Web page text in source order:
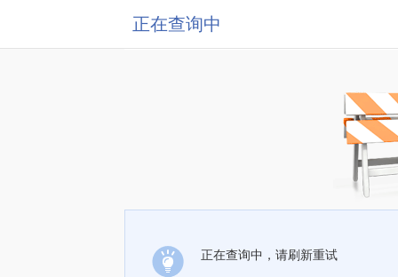
正在查询中
正在查询中，请刷新重试